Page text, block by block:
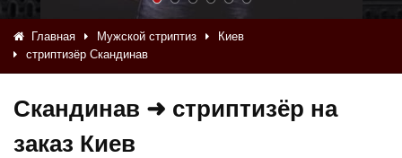
Главная Мужской стриптиз
Киев
стриптизёр Скандинав
Скандинав ➜ стриптизёр на
заказ Киев